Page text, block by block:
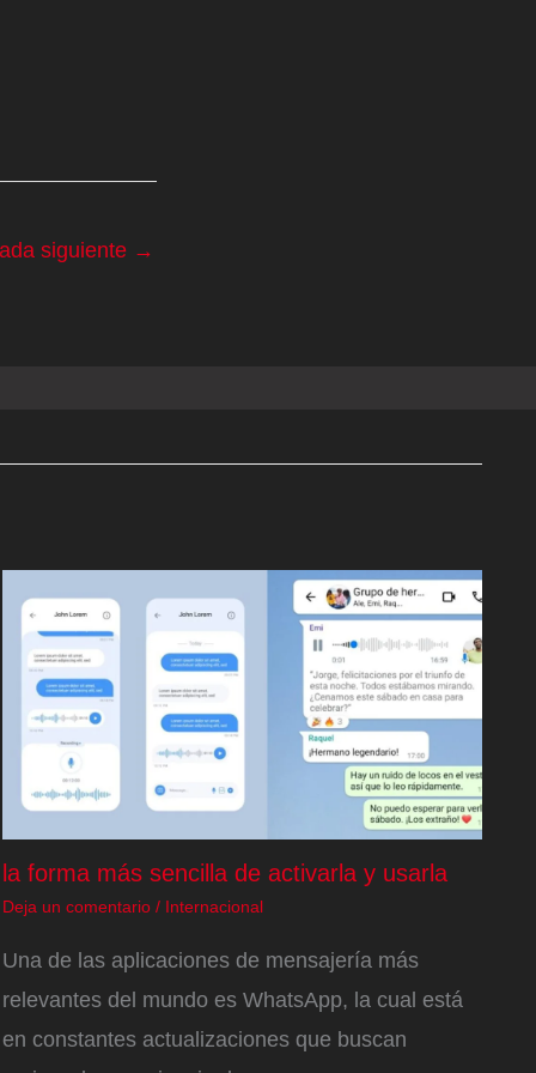
siguiente →
la forma más sencilla de activarla y usarla
Deja un comentario / Internacional
Una de las aplicaciones de mensajería más
relevantes del mundo es WhatsApp, la cual está
en constantes actualizaciones que buscan